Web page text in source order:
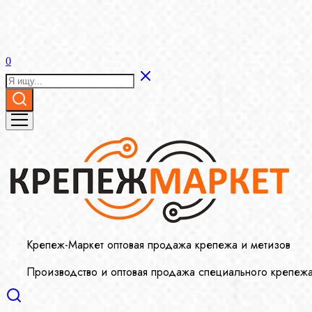
0
Крепеж-Маркет оптовая продажа крепежа и метизов
Производство и оптовая продажа специального